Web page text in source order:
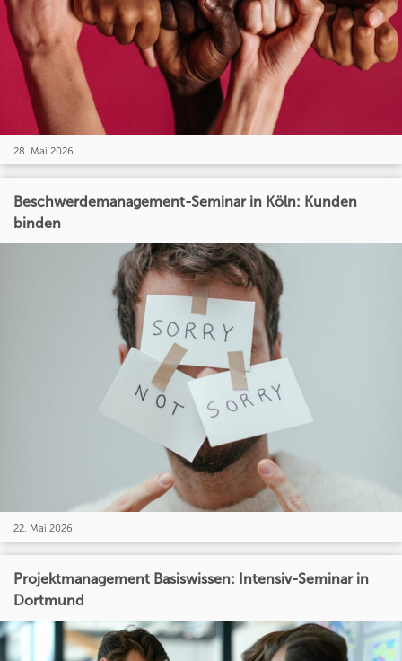
28. Mai 2026
Beschwerdemanagement-Seminar in Köln: Kunden
binden
22. Mai 2026
Projektmanagement Basiswissen: Intensiv-Seminar in
Dortmund